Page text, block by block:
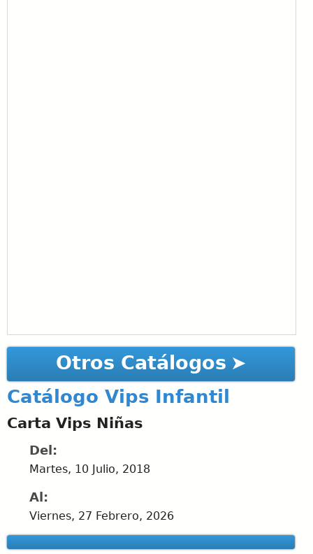
Otros Catálogos
Catálogo Vips Infantil
Carta Vips Niñas
Del:
Martes, 10 Julio, 2018
Al:
Viernes, 27 Febrero, 2026